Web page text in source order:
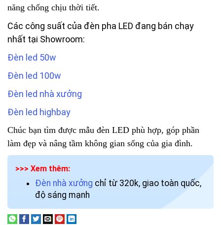
năng chống chịu thời tiết.
Các công suất của đèn pha LED đang bán chạy
nhất tại Showroom:
Đèn led 50w
Đèn led 100w
Đèn led nhà xưởng
Đèn led highbay
Chúc bạn tìm được mẫu đèn LED phù hợp, góp phần
làm đẹp và nâng tầm không gian sống của gia đình.
>>> Xem thêm:
Đèn nhà xưởng chỉ từ 320k, giao toàn quốc,
độ sáng mạnh